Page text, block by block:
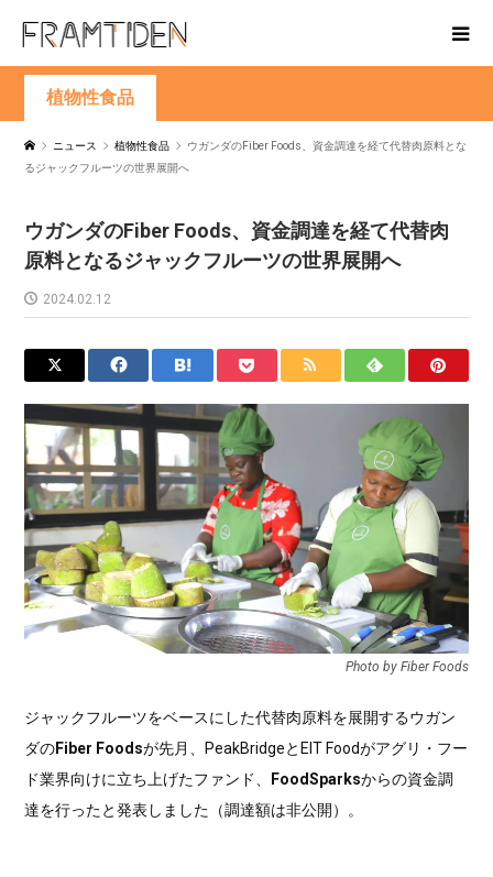
植物性食品
ニュース 植物性食品
ウガンダのFiber Foods、資金調達を経て代替肉原料とな
るジャックフルーツの世界展開へ
ウガンダのFiber Foods、資金調達を経て代替肉
原料となるジャックフルーツの世界展開へ
2024.02.12
Photo by Fiber Foods
ジャックフルーツをベースにした代替肉原料を展開するウガン
ダのFiber Foodsが先月、PeakBridgeとEIT Foodがアグリ・フー
ド業界向けに立ち上げたファンド、
FoodSparksからの資金調
達を行ったと発表しました（調達額は非公開）。